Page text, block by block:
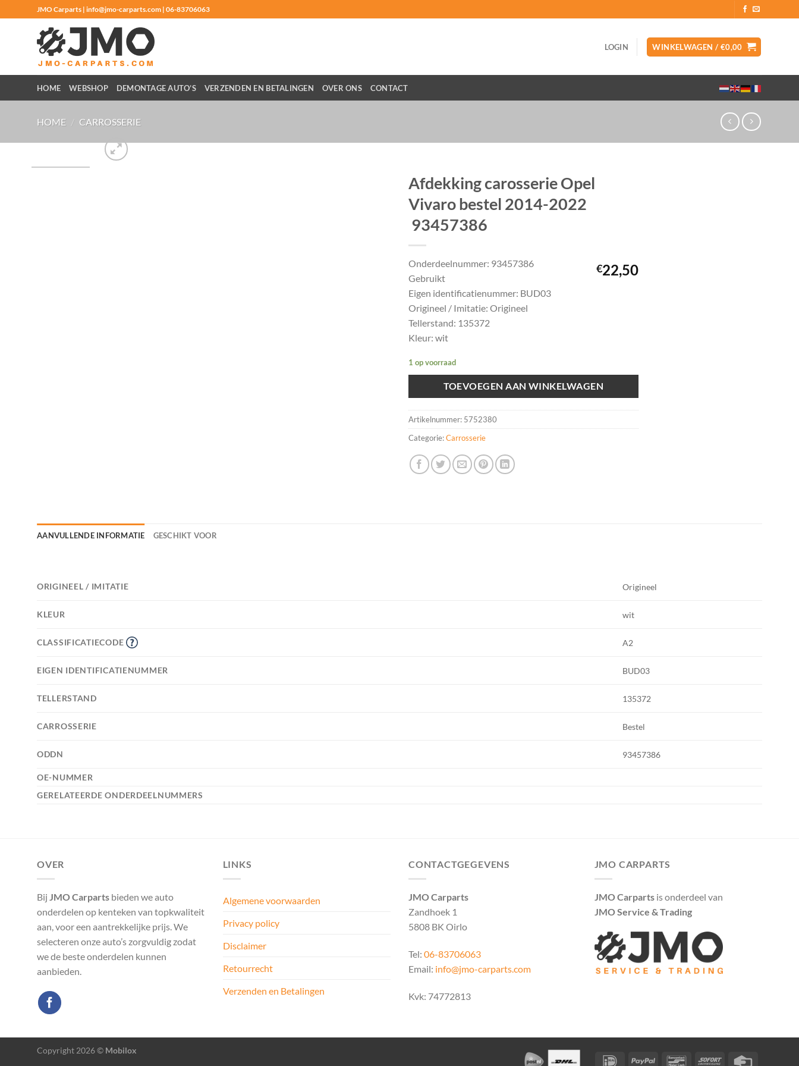
naar
JMO Carparts | info@jmo-carparts.com | 06-83706063
LOGIN WINKELWAGEN / €0,00
HOME WEBSHOP DEMONTAGE AUTO’S VERZENDEN EN BETALINGEN OVER ONS CONTACT
HOME / CARROSSERIE
Afdekking carosserie Opel
Vivaro bestel 2014-2022
93457386
€22,50
Onderdeelnummer: 93457386
Gebruikt
Eigen identificatienummer: BUD03
Origineel / Imitatie: Origineel
Tellerstand: 135372
Kleur: wit
1 op voorraad
TOEVOEGEN AAN WINKELWAGEN
Artikelnummer: 5752380
Categorie:Carrosserie
AANVULLENDE INFORMATIE GESCHIKT VOOR
ORIGINEEL / IMITATIE Origineel
KLEUR wit
CLASSIFICATIECODE A2
EIGEN IDENTIFICATIENUMMER BUD03
TELLERSTAND 135372
CARROSSERIE Bestel
ODDN 93457386
OE-NUMMER
GERELATEERDE ONDERDEELNUMMERS
OVER
Bij JMO Carparts bieden we auto
onderdelen op kenteken van topkwaliteit
aan, voor een aantrekkelijke prijs. We
selecteren onze auto’s zorgvuldig zodat
we de beste onderdelen kunnen
aanbieden.
LINKS
Algemene voorwaarden
Privacy policy
Disclaimer
Retourrecht
Verzenden en Betalingen
CONTACTGEGEVENS
JMO Carparts
Zandhoek 1
5808 BK Oirlo
Tel: 06-83706063
Email: info@jmo-carparts.com
Kvk: 74772813
JMO CARPARTS
JMO Carpartsis onderdeel van
JMO Service & Trading
Copyright 2026 © Mobilox